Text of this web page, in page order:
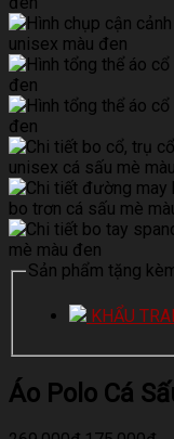
Sản phẩm tặng
KHẨU
Áo Polo Cá